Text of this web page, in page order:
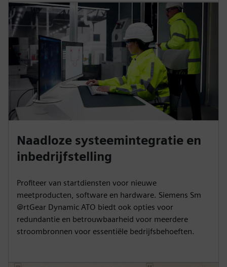
Naadloze systeemintegratie en
inbedrijfstelling
Profiteer van startdiensten voor nieuwe
meetproducten, software en hardware. Siemens Sm
@rtGear Dynamic ATO biedt ook opties voor
redundantie en betrouwbaarheid voor meerdere
stroombronnen voor essentiële bedrijfsbehoeften.